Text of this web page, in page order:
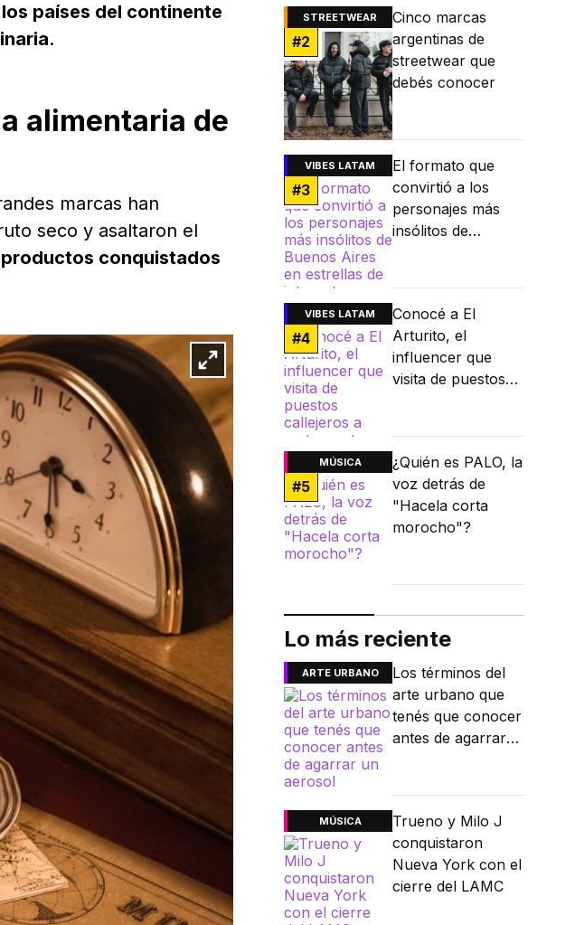
países del continente
.
alimentaria de
marcas han
seco y asaltaron el
conquistados
STREETWEAR
#2
Cinco marcas
argentinas de
streetwear que
debés conocer
VIBES LATAM
#3
El formato que
convirtió a los
personajes más
insólitos de
VIBES LATAM
#4
Conocé a El
Arturito, el
influencer que
visita de puestos
MÚSICA
#5
¿Quién es PALO, la
voz detrás de
"Hacela corta
morocho"?
Lo más reciente
ARTE URBANO
Los términos del
arte urbano que
tenés que conocer
antes de agarrar
MÚSICA
Trueno y Milo J
conquistaron
Nueva York con el
cierre del LAMC